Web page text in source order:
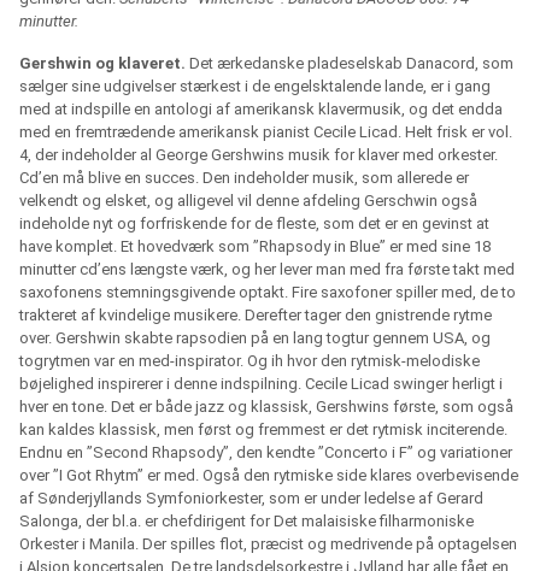
minutter.
Gershwin og klaveret. Det ærkedanske pladeselskab Danacord, som
sælger sine udgivelser stærkest i de engelsktalende lande, er i gang
med at indspille en antologi af amerikansk klavermusik, og det endda
med en fremtrædende amerikansk pianist Cecile Licad. Helt frisk er vol.
4, der indeholder al George Gershwins musik for klaver med orkester.
Cd’en må blive en succes. Den indeholder musik, som allerede er
velkendt og elsket, og alligevel vil denne afdeling Gerschwin også
indeholde nyt og forfriskende for de fleste, som det er en gevinst at
have komplet. Et hovedværk som ”Rhapsody in Blue” er med sine 18
minutter cd’ens længste værk, og her lever man med fra første takt med
saxofonens stemningsgivende optakt. Fire saxofoner spiller med, de to
trakteret af kvindelige musikere. Derefter tager den gnistrende rytme
over. Gershwin skabte rapsodien på en lang togtur gennem USA, og
togrytmen var en med-inspirator. Og ih hvor den rytmisk-melodiske
bøjelighed inspirerer i denne indspilning. Cecile Licad swinger herligt i
hver en tone. Det er både jazz og klassisk, Gershwins første, som også
kan kaldes klassisk, men først og fremmest er det rytmisk inciterende.
Endnu en ”Second Rhapsody”, den kendte ”Concerto i F” og variationer
over ”I Got Rhytm” er med. Også den rytmiske side klares overbevisende
af Sønderjyllands Symfoniorkester, som er under ledelse af Gerard
Salonga, der bl.a. er chefdirigent for Det malaisiske filharmoniske
Orkester i Manila. Der spilles flot, præcist og medrivende på optagelsen
i Alsion koncertsalen. De tre landsdelsorkestre i Jylland har alle fået en